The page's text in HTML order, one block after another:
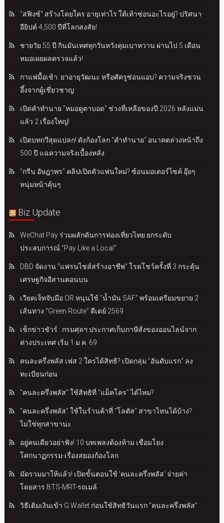
"สฟิงซ์" สร้างโดยใคร อายุเท่าไร ใต้เท้าซ่อนอะไรอยู่? ปริศนา
อียิปต์ 4,500 ปีที่โลกสงสัย!
ชายวัย 55 ปี กินมันเทศทุกวันหวังคุมเบาหวาน ผ่านไป 5 เดือน
หมอเผยผลตรวจแล้ว!
กาแฟมื้อเช้า: ยาอายุวัฒนะ หรือศัตรูซ่อนแอบ? ความจริงชวน
อึ้งจากผู้เชี่ยวชาญ
เปิดคำทำนาย "หมอดูตาบอด" ช่วงที่เหลือของปี 2026 หลังแม่น
แล้ว 2 เรื่องใหญ่!
เปิดบทกวีสุดแปลก! ดังก้องโลก "คำทำนาย" อนาคตล่วงหน้าถึง
500 ปี แฉความจริงเบื้องหลัง
"กรีน อัษฎาพร" คลิปเปิดตัวแฟนใหม่? ซ้อนมอเตอร์ไซค์ อุ๊ยๆ
หนุ่มหน้าคุ้นๆ
Biz Update
WeChat Pay ร่วมผลักดันการท่องเที่ยวไทย ยกระดับ
ประสบการณ์ "Pay Like a Local"
DBD จัดงาน "แฟรนไชส์สร้างอาชีพ" โรดโชว์ครั้งที่ 3 กระตุ้น
เศรษฐกิจอีสานตอนบน
เวียตเจ็ทจับมือ OR หนุนใช้ “น้ำมัน SAF” พร้อมเตรียมขยาย 2
เส้นทาง “Green Route” ดีเดย์ 2569
เช็กข่าวชัวร์ : กรมศุลฯ ประกาศเก็บภาษีสั่งของออนไลน์จาก
ต่างประเทศ เริ่ม 1 ม.ค. 69
คนละครึ่งพลัส เฟส 2 ใครได้สิทธิ? เปิดกลุ่ม "อันดับแรก" ลง
ทะเบียนก่อน
"คนละครึ่งพลัส" ใช้สิทธิที่ "แม็คโคร" ได้ไหม?
"คนละครึ่งพลัส" ใช้ในร้านค้าที่ "โลตัส" สาขาไหนได้บ้าง?
ไม่ใช่ทุกสาขานะ
อยู่คนเดียวอย่าฟัง! 10 บทเพลงต้องห้าม เชื่อมโยง
โศกนาฏกรรม-เรื่องสยองก้องโลก
มัดรวมมาให้แล้ว! เปิดขั้นตอนใช้ 'คนละครึ่งพลัส' จ่ายค่า
โดยสาร BTS-MRT-รถเมล์
วิธีเติมเงินเข้า G Wallet ก่อนใช้สิทธิวันแรก "คนละครึ่งพลัส"